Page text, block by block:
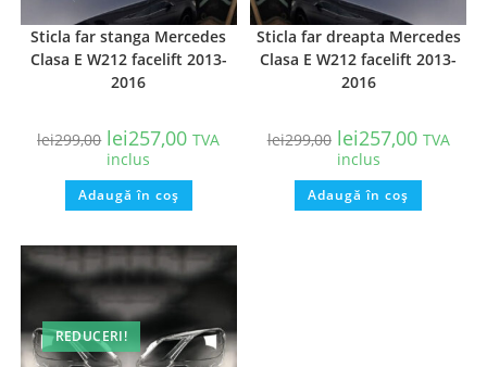
Sticla far stanga Mercedes
Clasa E W212 facelift 2013-
2016
lei299,00 lei257,00 TVA
inclus
Adaugă în coș
Sticla far dreapta Mercedes
Clasa E W212 facelift 2013-
2016
lei299,00 lei257,00 TVA
inclus
Adaugă în coș
REDUCERI!